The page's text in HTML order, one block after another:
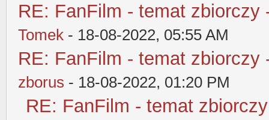
RE: FanFilm - temat zbiorczy
Tomek - 18-08-2022, 05:55 AM
RE: FanFilm - temat zbiorczy
zborus - 18-08-2022, 01:20 PM
RE: FanFilm - temat